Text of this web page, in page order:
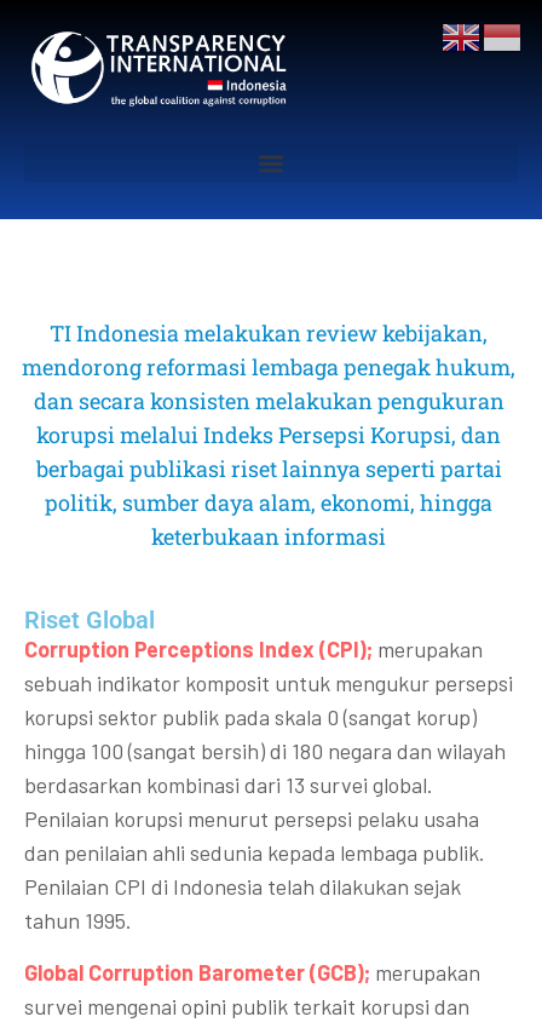
TI Indonesia melakukan review kebijakan,
mendorong reformasi lembaga penegak hukum,
dan secara konsisten melakukan pengukuran
korupsi melalui Indeks Persepsi Korupsi, dan
berbagai publikasi riset lainnya seperti partai
politik, sumber daya alam, ekonomi, hingga
keterbukaan informasi
Riset Global​
Corruption Perceptions Index (CPI); merupakan
sebuah indikator komposit untuk mengukur persepsi
korupsi sektor publik pada skala 0 (sangat korup)
hingga 100 (sangat bersih) di 180 negara dan wilayah
berdasarkan kombinasi dari 13 survei global.
Penilaian korupsi menurut persepsi pelaku usaha
dan penilaian ahli sedunia kepada lembaga publik.
Penilaian CPI di Indonesia telah dilakukan sejak
tahun 1995.
Global Corruption Barometer (GCB); merupakan
survei mengenai opini publik terkait korupsi dan